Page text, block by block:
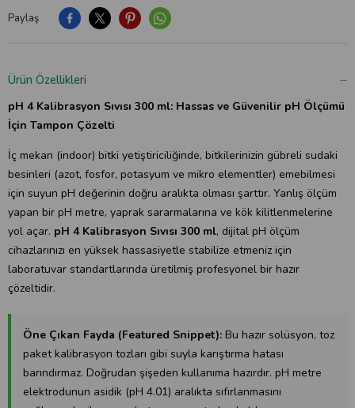
Paylaş
Ürün Özellikleri
pH 4 Kalibrasyon Sıvısı 300 ml: Hassas ve Güvenilir pH Ölçümü
İçin Tampon Çözelti
İç mekan (indoor) bitki yetiştiriciliğinde, bitkilerinizin gübreli sudaki
besinleri (azot, fosfor, potasyum ve mikro elementler) emebilmesi
için suyun pH değerinin doğru aralıkta olması şarttır. Yanlış ölçüm
yapan bir pH metre, yaprak sararmalarına ve kök kilitlenmelerine
yol açar. pH 4 Kalibrasyon Sıvısı 300 ml, dijital pH ölçüm
cihazlarınızı en yüksek hassasiyetle stabilize etmeniz için
laboratuvar standartlarında üretilmiş profesyonel bir hazır
çözeltidir.
Öne Çıkan Fayda (Featured Snippet): Bu hazır solüsyon, toz
paket kalibrasyon tozları gibi suyla karıştırma hatası
barındırmaz. Doğrudan şişeden kullanıma hazırdır. pH metre
elektrodunun asidik (pH 4.01) aralıkta sıfırlanmasını